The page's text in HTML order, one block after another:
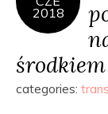
2018
categories: